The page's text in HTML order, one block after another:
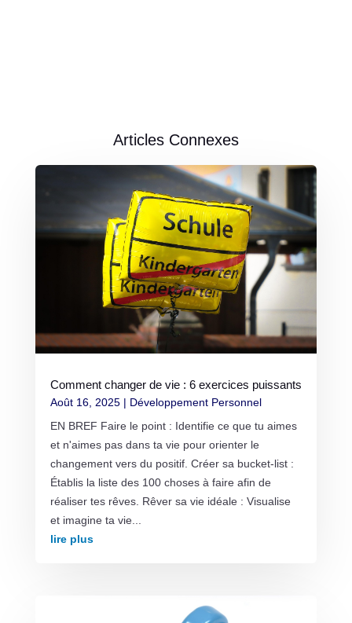
Articles Connexes
Comment changer de vie : 6 exercices puissants
Août 16, 2025| Développement Personnel
EN BREF Faire le point : Identifie ce que tu aimes
et n'aimes pas dans ta vie pour orienter le
changement vers du positif. Créer sa bucket-list :
Établis la liste des 100 choses à faire afin de
réaliser tes rêves. Rêver sa vie idéale : Visualise
et imagine ta vie...
lire plus